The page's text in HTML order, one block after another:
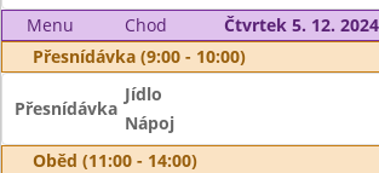
Menu
Chod
Čtvrtek 5. 12. 2024
Přesnídávka (9:00 - 10:00)
Přesnídávka
Jídlo
Nápoj
Oběd (11:00 - 14:00)